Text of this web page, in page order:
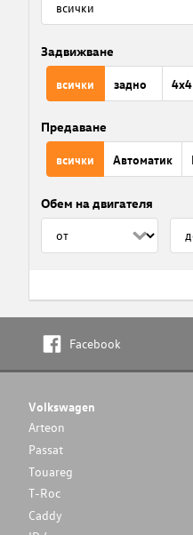
Задвижване
всички задно 4x4
Предаване
всички Автоматик
Обем на двигателя
Facebook
Volkswagen
Arteon
Passat
Touareg
T-Roc
Caddy